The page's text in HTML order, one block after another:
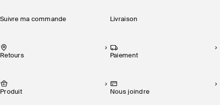
Suivre ma commande Livraison
Retours Paiement
Produit Nous joindre